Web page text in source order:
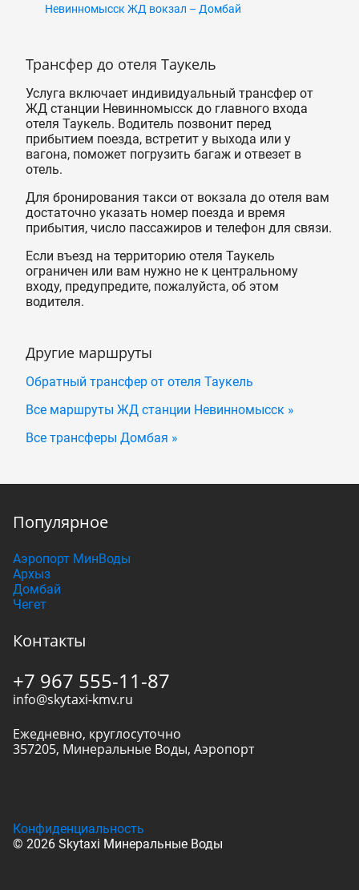
Невинномысск ЖД вокзал – Домбай
Трансфер до отеля Таукель
Услуга включает индивидуальный трансфер от
ЖД станции Невинномысск до главного входа
отеля Таукель. Водитель позвонит перед
прибытием поезда, встретит у выхода или у
вагона, поможет погрузить багаж и отвезет в
отель.
Для бронирования такси от вокзала до отеля вам
достаточно указать номер поезда и время
прибытия, число пассажиров и телефон для связи.
Если въезд на территорию отеля Таукель
ограничен или вам нужно не к центральному
входу, предупредите, пожалуйста, об этом
водителя.
Другие маршруты
Обратный трансфер от отеля Таукель
Все маршруты ЖД станции Невинномысск »
Все трансферы Домбая »
Популярное
Аэропорт МинВоды
Архыз
Домбай
Чегет
Контакты
+7 967 555-11-87
info@skytaxi-kmv.ru
Ежедневно, круглосуточно
357205, Минеральные Воды, Аэропорт
© 2026 Skytaxi Минеральные Воды
Конфиденциальность